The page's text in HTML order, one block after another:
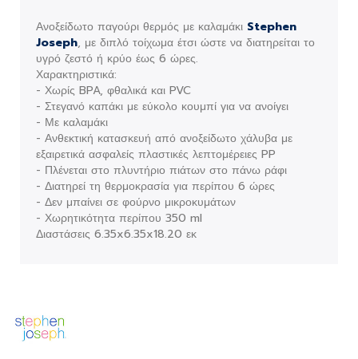
Ανοξείδωτο παγούρι θερμός με καλαμάκι Stephen
Joseph, με διπλό τοίχωμα έτσι ώστε να διατηρείται το
υγρό ζεστό ή κρύο έως 6 ώρες.
Χαρακτηριστικά:
- Χωρίς BPA, φθαλικά και PVC
- Στεγανό καπάκι με εύκολο κουμπί για να ανοίγει
- Με καλαμάκι
- Ανθεκτική κατασκευή από ανοξείδωτο χάλυβα με
εξαιρετικά ασφαλείς πλαστικές λεπτομέρειες PP
- Πλένεται στο πλυντήριο πιάτων στο πάνω ράφι
- Διατηρεί τη θερμοκρασία για περίπου 6 ώρες
- Δεν μπαίνει σε φούρνο μικροκυμάτων
- Χωρητικότητα περίπου 350 ml
Διαστάσεις 6.35x6.35x18.20 εκ